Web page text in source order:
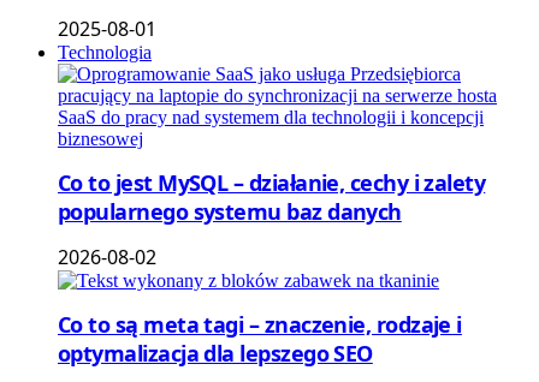
2025-08-01
Technologia
Co to jest MySQL – działanie, cechy i zalety
popularnego systemu baz danych
2026-08-02
Co to są meta tagi – znaczenie, rodzaje i
optymalizacja dla lepszego SEO